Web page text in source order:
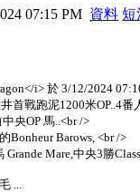
07:15 PM 資料 短
i> 於 3/12/2024
井首戰跑泥1200米
央OP 馬..<br />
Bonheur Barows, <br />
Grande Mare,中央3勝
...